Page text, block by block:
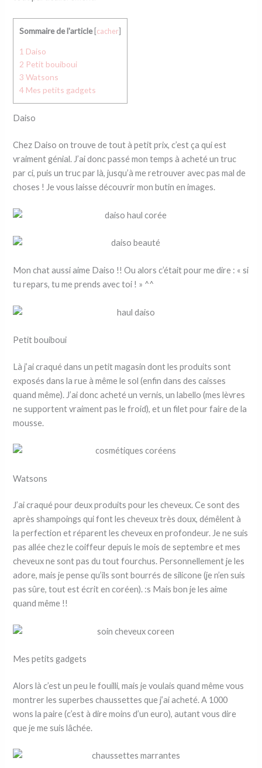
Sommaire de l'article [cacher]
1 Daiso
2 Petit bouiboui
3 Watsons
4 Mes petits gadgets
Daiso
Chez Daiso on trouve de tout à petit prix, c’est ça qui est
vraiment génial. J’ai donc passé mon temps à acheté un truc
par ci, puis un truc par là, jusqu’à me retrouver avec pas mal de
choses ! Je vous laisse découvrir mon butin en images.
Mon chat aussi aime Daiso !! Ou alors c’était pour me dire : « si
tu repars, tu me prends avec toi ! » ^^
Petit bouiboui
Là j’ai craqué dans un petit magasin dont les produits sont
exposés dans la rue à même le sol (enfin dans des caisses
quand même). J’ai donc acheté un vernis, un labello (mes lèvres
ne supportent vraiment pas le froid), et un filet pour faire de la
mousse.
Watsons
J’ai craqué pour deux produits pour les cheveux. Ce sont des
après shampoings qui font les cheveux très doux, démêlent à
la perfection et réparent les cheveux en profondeur. Je ne suis
pas allée chez le coiffeur depuis le mois de septembre et mes
cheveux ne sont pas du tout fourchus. Personnellement je les
adore, mais je pense qu’ils sont bourrés de silicone (je n’en suis
pas sûre, tout est écrit en coréen). :s Mais bon je les aime
quand même !!
Mes petits gadgets
Alors là c’est un peu le fouilli, mais je voulais quand même vous
montrer les superbes chaussettes que j’ai acheté. A 1000
wons la paire (c’est à dire moins d’un euro), autant vous dire
que je me suis lâchée.